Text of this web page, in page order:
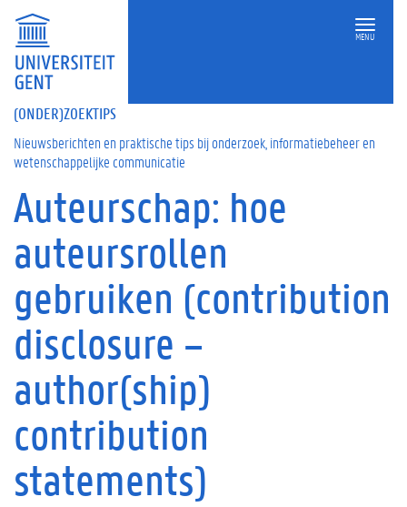
MENU
(ONDER)ZOEKTIPS
Nieuwsberichten en praktische tips bij onderzoek, informatiebeheer en
wetenschappelijke communicatie
Op
deze
pagina
A
u
t
u
s
c
h
a
V
Auteurschap: hoe
auteursrollen
gebruiken (contribution
disclosure –
author(ship)
contribution
statements)